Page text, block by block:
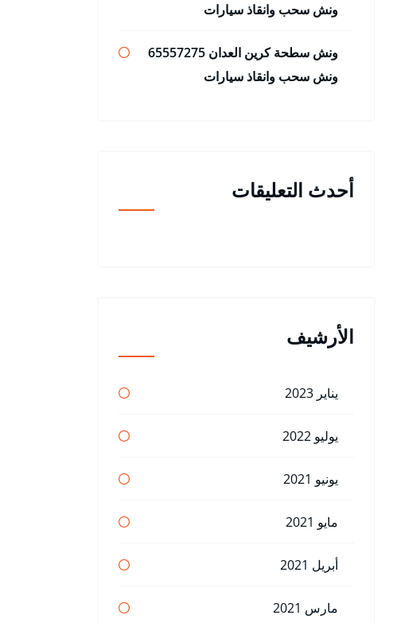
ونش سحب وانقاذ سيارات
ونش سطحة كرين العدان 65557275
ونش سحب وانقاذ سيارات
أحدث التعليقات
الأرشيف
يناير 2023
يوليو 2022
يونيو 2021
مايو 2021
أبريل 2021
مارس 2021